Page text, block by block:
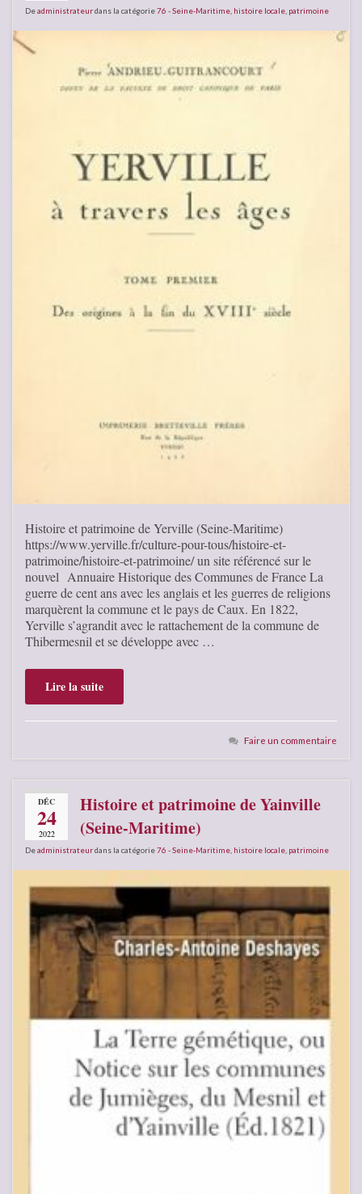
Deadministrateurdans la catégorie76 - Seine-Maritime histoire locale patrimoine
Histoire et patrimoine de Yerville (Seine-Maritime)
https://www.yerville.fr/culture-pour-tous/histoire-et-
patrimoine/histoire-et-patrimoine/ un site référencé sur le
nouvel Annuaire Historique des Communes de France La
guerre de cent ans avec les anglais et les guerres de religions
marquèrent la commune et le pays de Caux. En 1822,
Yerville s’agrandit avec le rattachement de la commune de
Thibermesnil et se développe avec …
Lire la suite
Faire un commentaire
DÉC
24
2022
Histoire et patrimoine de Yainville
(Seine-Maritime)
Deadministrateurdans la catégorie76 - Seine-Maritime histoire locale patrimoine